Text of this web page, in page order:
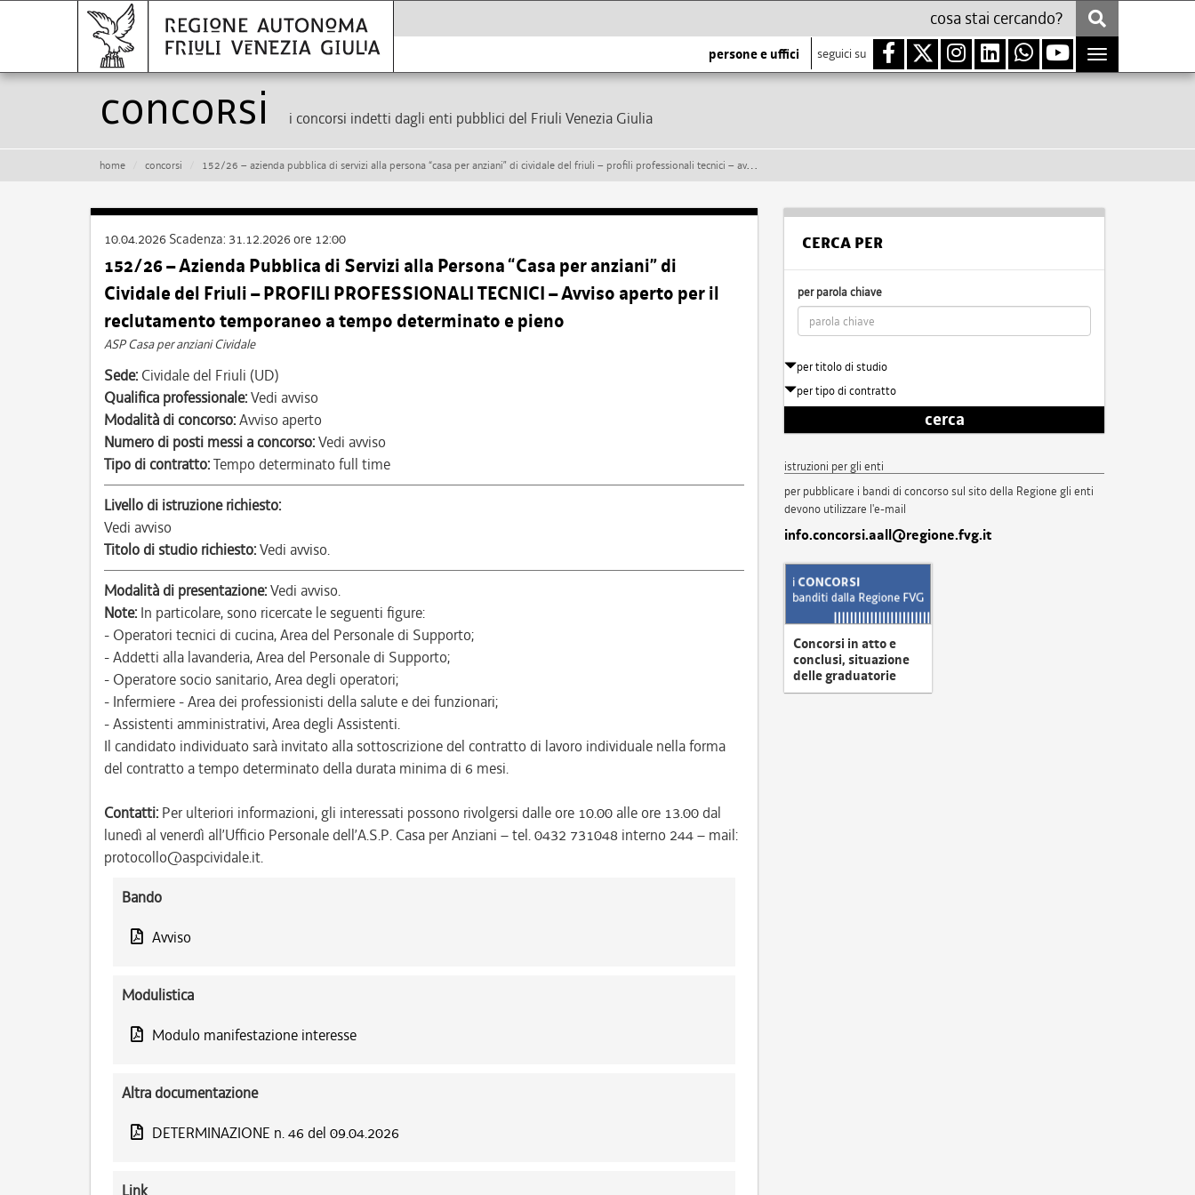
persone e uffici seguici su
Toggle
navigation
Concorsi i concorsi indetti dagli enti pubblici del Friuli Venezia Giulia
home concorsi 152/26 – azienda pubblica di servizi alla persona “casa per anziani” di cividale del friuli – profili professionali tecnici – avviso aperto per il reclutamento temporaneo a tempo determinato e pieno
10.04.2026 Scadenza: 31.12.2026 ore 12:00
152/26 – Azienda Pubblica di Servizi alla Persona “Casa per anziani” di
Cividale del Friuli – PROFILI PROFESSIONALI TECNICI – Avviso aperto per il
reclutamento temporaneo a tempo determinato e pieno
ASP Casa per anziani Cividale
Sede: Cividale del Friuli (UD)
Qualifica professionale:Vedi avviso
Modalità di concorso:Avviso aperto
Numero di posti messi a concorso:Vedi avviso
Tipo di contratto:Tempo determinato full time
Livello di istruzione richiesto:
Vedi avviso
Titolo di studio richiesto:Vedi avviso.
Modalità di presentazione:Vedi avviso.
Note: In particolare, sono ricercate le seguenti figure:
- Operatori tecnici di cucina, Area del Personale di Supporto;
- Addetti alla lavanderia, Area del Personale di Supporto;
- Operatore socio sanitario, Area degli operatori;
- Infermiere - Area dei professionisti della salute e dei funzionari;
- Assistenti amministrativi, Area degli Assistenti.
Il candidato individuato sarà invitato alla sottoscrizione del contratto di lavoro individuale nella forma
del contratto a tempo determinato della durata minima di 6 mesi.
Contatti: Per ulteriori informazioni, gli interessati possono rivolgersi dalle ore 10.00 alle ore 13.00 dal
lunedì al venerdì all’Ufficio Personale dell’A.S.P. Casa per Anziani – tel. 0432 731048 interno 244 – mail:
protocollo@aspcividale.it.
Bando
Avviso
Modulistica
Modulo manifestazione interesse
Altra documentazione
DETERMINAZIONE n. 46 del 09.04.2026
Link
CERCA PER
per parola chiave
per titolo di studio
per tipo di contratto
cerca
istruzioni per gli enti
per pubblicare i bandi di concorso sul sito della Regione gli enti
devono utilizzare l'e-mail
info.concorsi.aall@regione.fvg.it
Concorsi in atto e
conclusi, situazione
delle graduatorie